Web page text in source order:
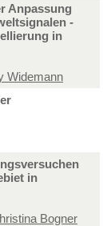
Anpassung
-
in
Widemann
in
Bogner